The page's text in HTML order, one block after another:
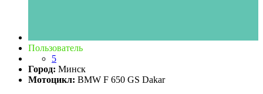
Пользователь
5
Город: Минск
Мотоцикл: BMW F 650 GS Dakar